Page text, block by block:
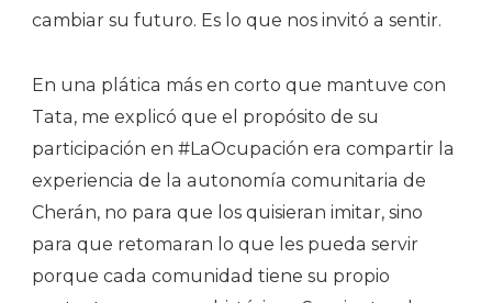
cambiar su futuro. Es lo que nos invitó a sentir.
En una plática más en corto que mantuve con
Tata, me explicó que el propósito de su
participación en #LaOcupación era compartir la
experiencia de la autonomía comunitaria de
Cherán, no para que los quisieran imitar, sino
para que retomaran lo que les pueda servir
porque cada comunidad tiene su propio